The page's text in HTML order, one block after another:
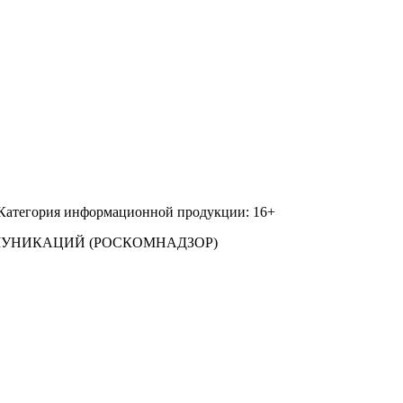
информационной продукции: 16+
(РОСКОМНАДЗОР)